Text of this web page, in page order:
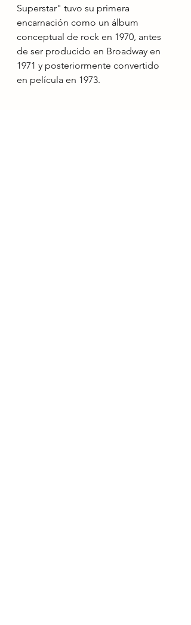
Superstar" tuvo su primera
encarnación como un álbum
conceptual de rock en 1970, antes
de ser producido en Broadway en
1971 y posteriormente convertido
en película en 1973.